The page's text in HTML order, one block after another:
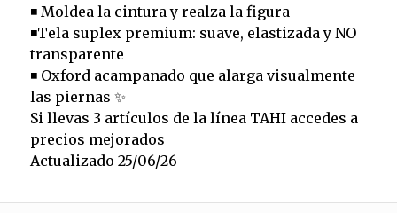
◾ Moldea la cintura y realza la figura
◾Tela suplex premium: suave, elastizada y NO
transparente
◾ Oxford acampanado que alarga visualmente
las piernas ✨
Si llevas 3 artículos de la línea TAHI accedes a
precios mejorados
Actualizado 25/06/26